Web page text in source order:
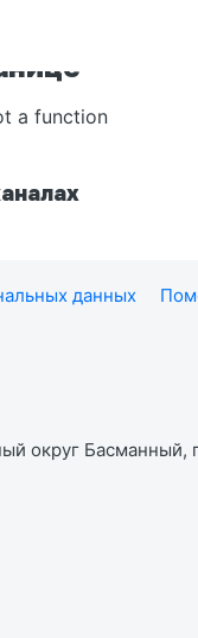
a function
данных
округ Басманный,